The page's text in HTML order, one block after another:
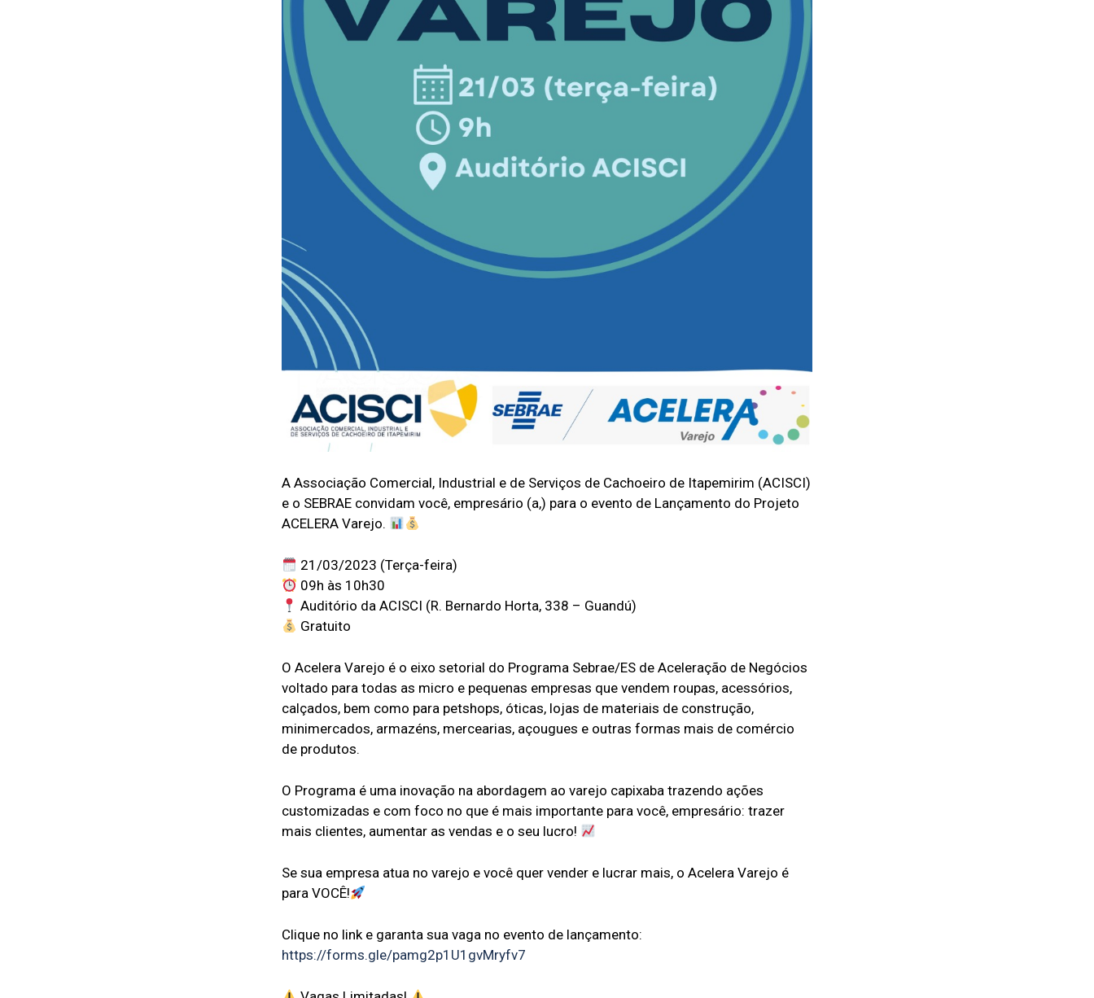
A Associação Comercial, Industrial e de Serviços de Cachoeiro de Itapemirim (ACISCI)
e o SEBRAE convidam você, empresário (a,) para o evento de Lançamento do Projeto
ACELERA Varejo.
21/03/2023 (Terça-feira)
09h às 10h30
Auditório da ACISCI (R. Bernardo Horta, 338 – Guandú)
Gratuito
O Acelera Varejo é o eixo setorial do Programa Sebrae/ES de Aceleração de Negócios
voltado para todas as micro e pequenas empresas que vendem roupas, acessórios,
calçados, bem como para petshops, óticas, lojas de materiais de construção,
minimercados, armazéns, mercearias, açougues e outras formas mais de comércio
de produtos.
O Programa é uma inovação na abordagem ao varejo capixaba trazendo ações
customizadas e com foco no que é mais importante para você, empresário: trazer
mais clientes, aumentar as vendas e o seu lucro!
Se sua empresa atua no varejo e você quer vender e lucrar mais, o Acelera Varejo é
para VOCÊ!
Clique no link e garanta sua vaga no evento de lançamento:
https://forms.gle/pamg2p1U1gvMryfv7